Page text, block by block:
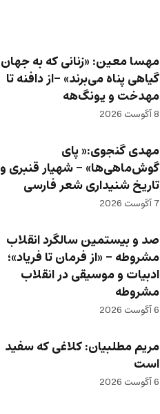
مهسا معین: «زنانی که به جهان
گیاهی پناه می‌برند» -از دافنه تا
مهدخت و یونگ‌هه
8 آگوست 2026
مهدی گنجوی:« پای
گوش‌ماهی‌ها» – شهیار قنبری و
تاریخ شنیداری شعر فارسی
7 آگوست 2026
صد و بیستمین سالگرد انقلاب
مشروطه – «از فرمان تا فریاد»؛
ادبیات و موسیقی در انقلاب
مشروطه
6 آگوست 2026
مریم مطلبیان: کلاغی که سفید
است
6 آگوست 2026